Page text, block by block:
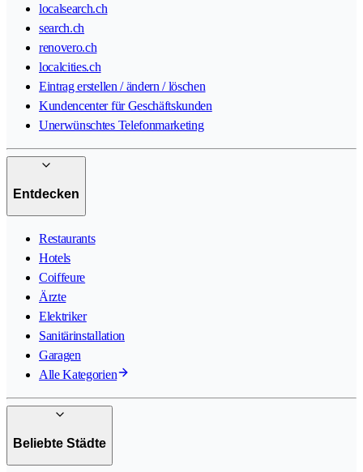
localsearch.ch
search.ch
renovero.ch
localcities.ch
Eintrag erstellen / ändern / löschen
Kundencenter für Geschäftskunden
Unerwünschtes Telefonmarketing
Entdecken
Restaurants
Hotels
Coiffeure
Ärzte
Elektriker
Sanitärinstallation
Garagen
Alle Kategorien
Beliebte Städte